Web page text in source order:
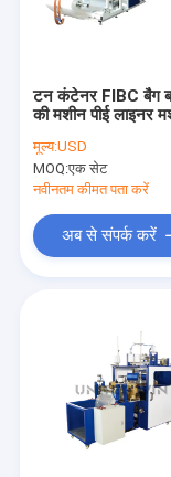
टन कंटेनर FIBC बैग
की मशीन पीई लाइनर
मूल्य:USD
MOQ:एक सेट
नवीनतम कीमत पता करें
अब से संपर्क करें